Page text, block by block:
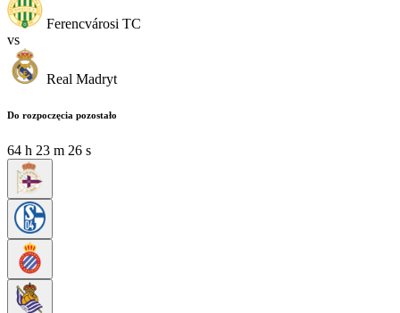
Ferencvárosi TC
vs
Real Madryt
Do rozpoczęcia pozostało
64 h 23 m 24 s